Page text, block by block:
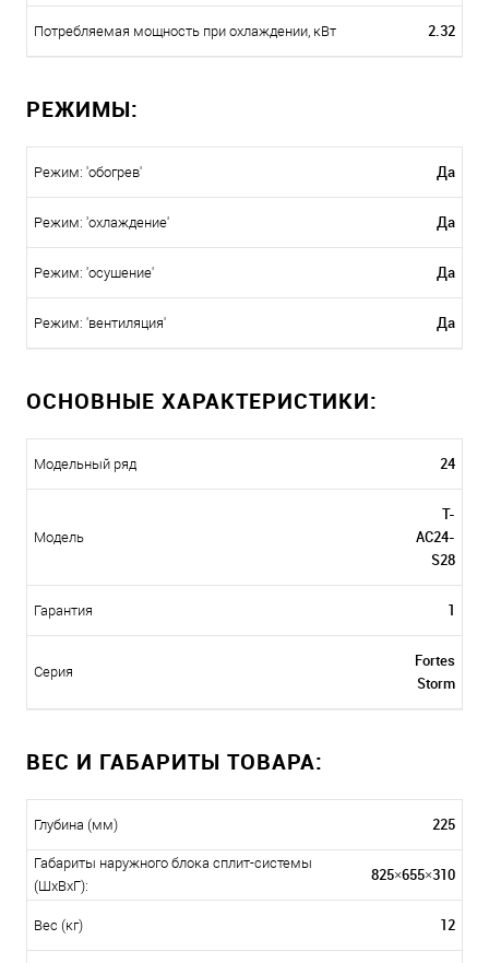
Потребляемая мощность при охлаждении, кВт 2.32
РЕЖИМЫ:
Режим: 'обогрев' Да
Режим: 'охлаждение' Да
Режим: 'осушение' Да
Режим: 'вентиляция' Да
ОСНОВНЫЕ ХАРАКТЕРИСТИКИ:
Модельный ряд 24
Модель
T-
AC24-
S28
Гарантия 1
Серия
Fortes
Storm
ВЕС И ГАБАРИТЫ ТОВАРА:
Глубина (мм) 225
Габариты наружного блока сплит-системы
(ШxВxГ):
825×655×310
Вес (кг) 12